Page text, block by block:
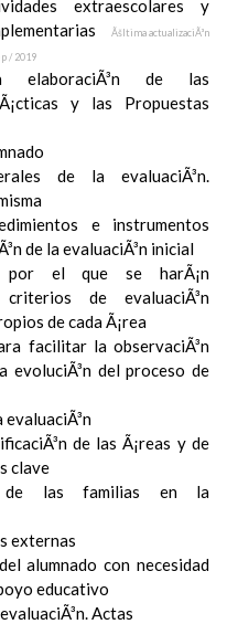
extraescolares y
Ãšltima actualizaciÃ³n
/ 2019
elaboraciÃ³n de las
y las Propuestas
de la evaluaciÃ³n.
e instrumentos
de la evaluaciÃ³n inicial
por el que se harÃ¡n
de evaluaciÃ³n
de cada Ã¡rea
facilitar la observaciÃ³n
evoluciÃ³n del proceso de
evaluaciÃ³n
de las Ã¡reas y de
clave
de las familias en la
externas
alumnado con necesidad
educativo
Actas